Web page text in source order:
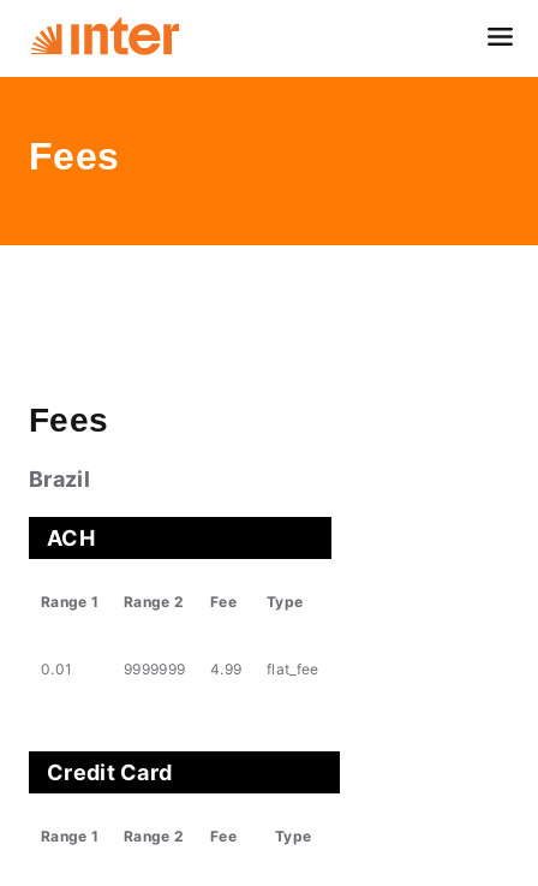
Fees
Fees
Brazil
ACH
Range 1 Range 2 Fee Type
0.01 9999999 4.99 flat_fee
Credit Card
Range 1 Range 2 Fee Type